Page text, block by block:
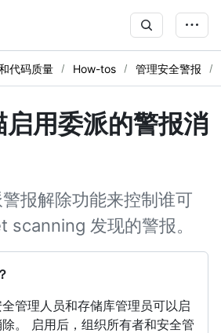
代码质量 How-tos 管理安全警报
启用委派的警报消
报解除功能来控制谁可
scanning 发现的警报。
管理人员和存储库管理员可以启
。 启用后，组织所有者和安全管